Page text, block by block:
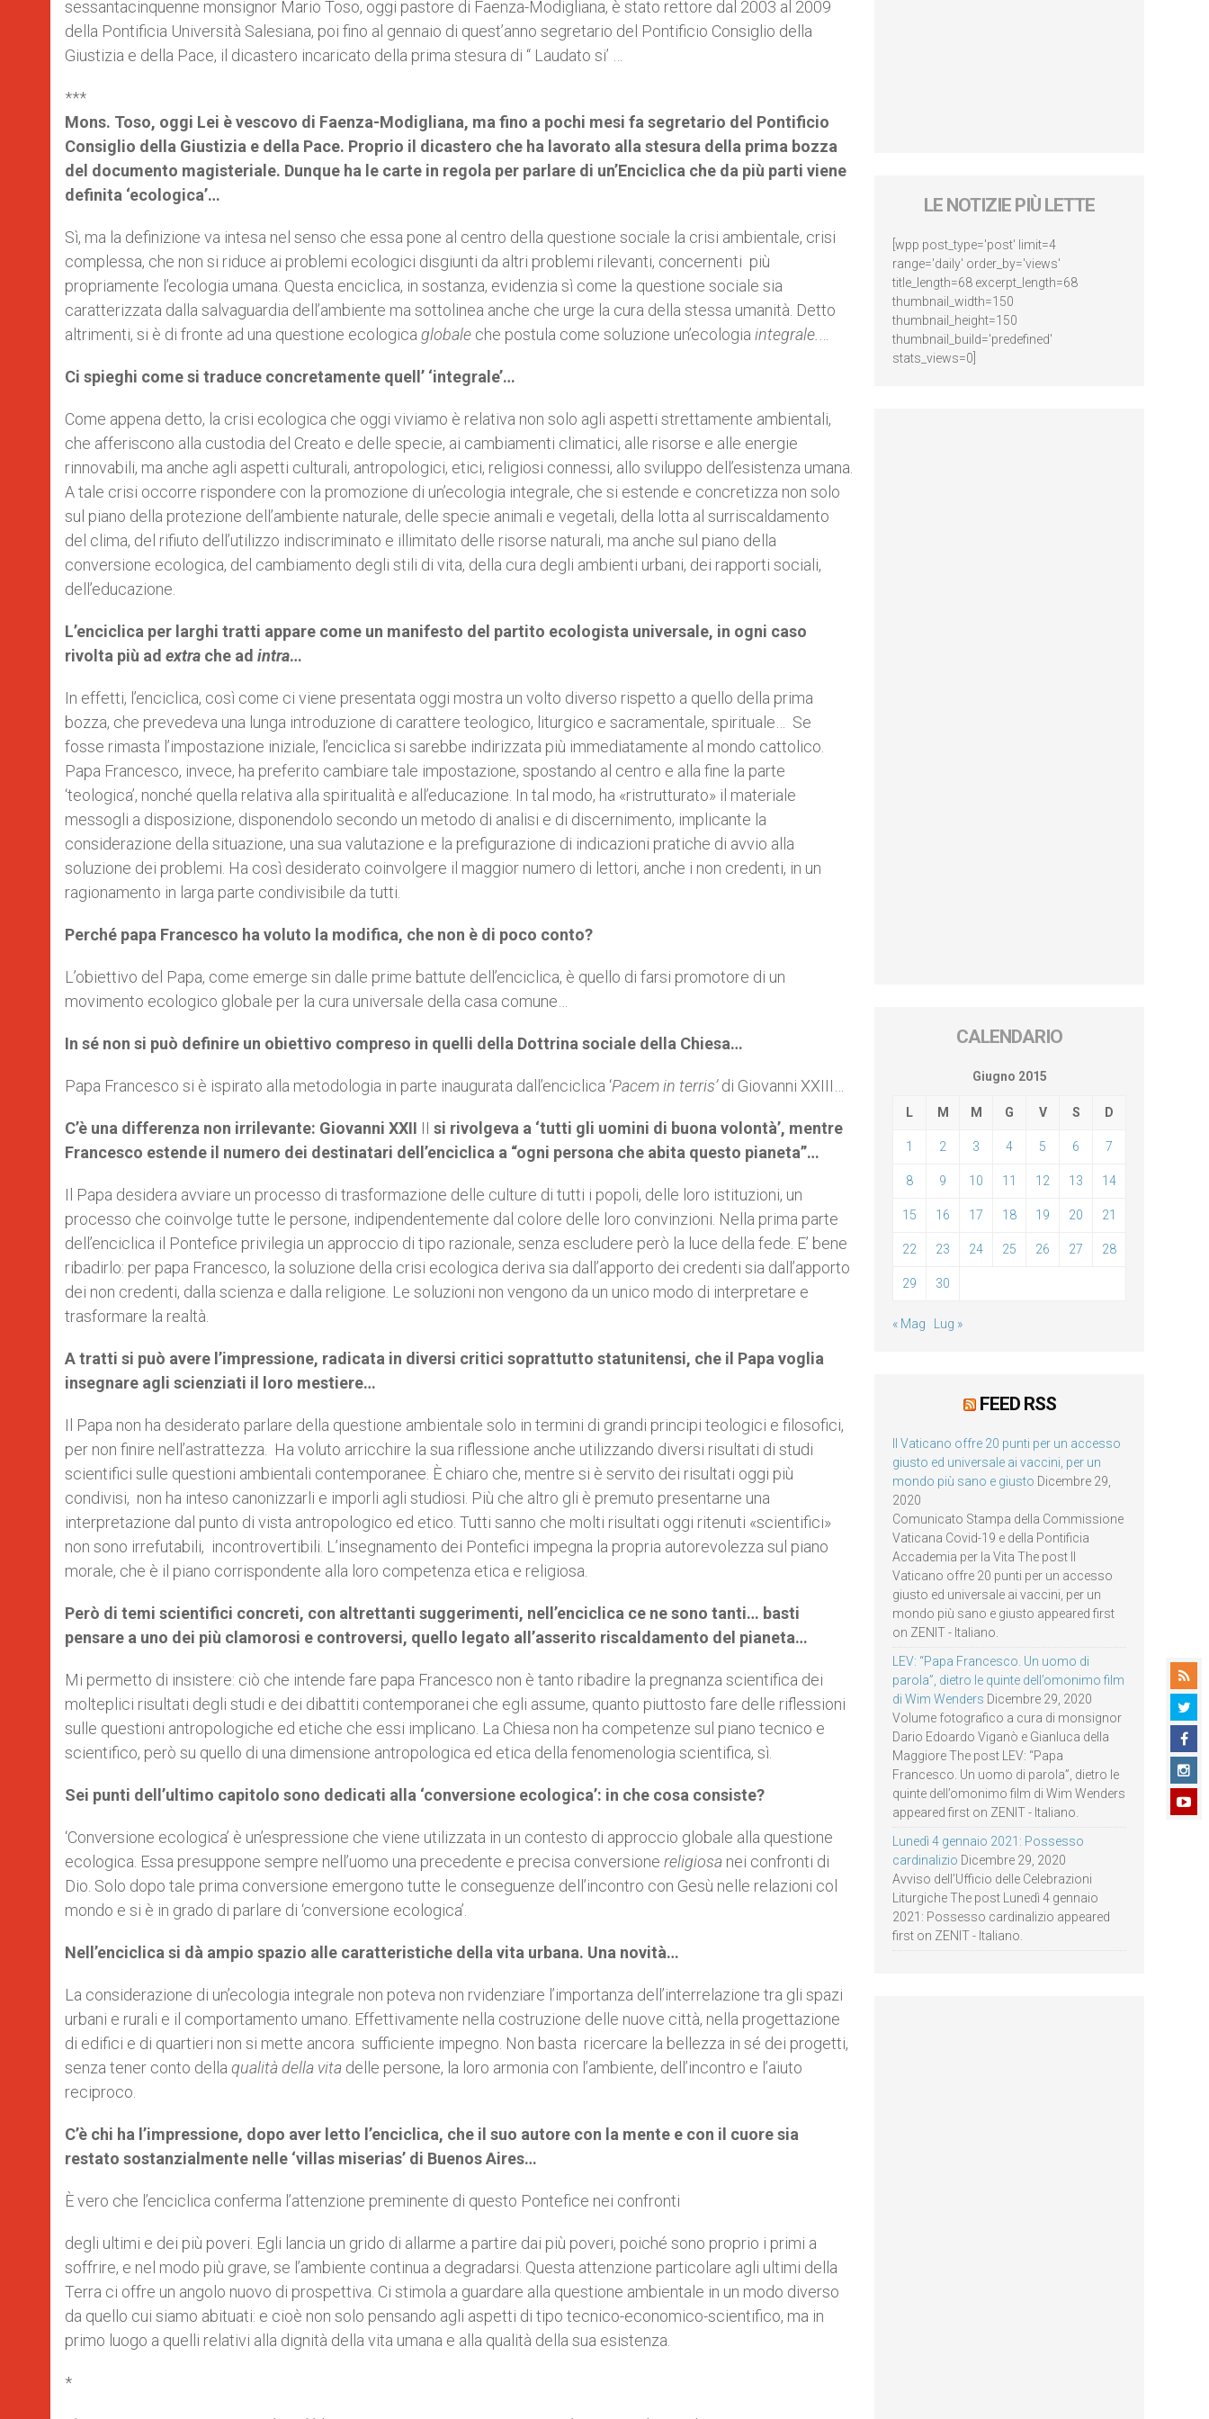
r
sessantacinquenne monsignor Mario Toso, oggi pastore di Faenza-Modigliana, è stato rettore dal 2003 al 2009
della Pontificia Università Salesiana, poi fino al gennaio di quest’anno segretario del Pontificio Consiglio della
Giustizia e della Pace, il dicastero incaricato della prima stesura di “ Laudato si’ …
***
Mons. Toso, oggi Lei è vescovo di Faenza-Modigliana, ma fino a pochi mesi fa segretario del Pontificio
Consiglio della Giustizia e della Pace. Proprio il dicastero che ha lavorato alla stesura della prima bozza
del documento magisteriale. Dunque ha le carte in regola per parlare di un’Enciclica che da più parti viene
definita ‘ecologica’…
Sì, ma la definizione va intesa nel senso che essa pone al centro della questione sociale la crisi ambientale, crisi
complessa, che non si riduce ai problemi ecologici disgiunti da altri problemi rilevanti, concernenti più
propriamente l’ecologia umana. Questa enciclica, in sostanza, evidenzia sì come la questione sociale sia
caratterizzata dalla salvaguardia dell’ambiente ma sottolinea anche che urge la cura della stessa umanità. Detto
altrimenti, si è di fronte ad una questione ecologica globale che postula come soluzione un’ecologia integrale.
Ci spieghi come si traduce concretamente quell’ ‘integrale’…
Come appena detto, la crisi ecologica che oggi viviamo è relativa non solo agli aspetti strettamente ambientali,
che afferiscono alla custodia del Creato e delle specie, ai cambiamenti climatici, alle risorse e alle energie
rinnovabili, ma anche agli aspetti culturali, antropologici, etici, religiosi connessi, allo sviluppo dell’esistenza umana.
A tale crisi occorre rispondere con la promozione di un’ecologia integrale, che si estende e concretizza non solo
sul piano della protezione dell’ambiente naturale, delle specie animali e vegetali, della lotta al surriscaldamento
del clima, del rifiuto dell’utilizzo indiscriminato e illimitato delle risorse naturali, ma anche sul piano della
conversione ecologica, del cambiamento degli stili di vita, della cura degli ambienti urbani, dei rapporti sociali,
dell’educazione.
L’enciclica per larghi tratti appare come un manifesto del partito ecologista universale, in ogni caso
rivolta più ad extra che ad intra…
In effetti, l’enciclica, così come ci viene presentata oggi mostra un volto diverso rispetto a quello della prima
bozza, che prevedeva una lunga introduzione di carattere teologico, liturgico e sacramentale, spirituale… Se
fosse rimasta l’impostazione iniziale, l’enciclica si sarebbe indirizzata più immediatamente al mondo cattolico.
Papa Francesco, invece, ha preferito cambiare tale impostazione, spostando al centro e alla fine la parte
‘teologica’, nonché quella relativa alla spiritualità e all’educazione. In tal modo, ha «ristrutturato» il materiale
messogli a disposizione, disponendolo secondo un metodo di analisi e di discernimento, implicante la
considerazione della situazione, una sua valutazione e la prefigurazione di indicazioni pratiche di avvio alla
soluzione dei problemi. Ha così desiderato coinvolgere il maggior numero di lettori, anche i non credenti, in un
ragionamento in larga parte condivisibile da tutti.
Perché papa Francesco ha voluto la modifica, che non è di poco conto?
L’obiettivo del Papa, come emerge sin dalle prime battute dell’enciclica, è quello di farsi promotore di un
movimento ecologico globale per la cura universale della casa comune…
In sé non si può definire un obiettivo compreso in quelli della Dottrina sociale della Chiesa…
Papa Francesco si è ispirato alla metodologia in parte inaugurata dall’enciclica ‘Pacem in terris’di Giovanni XXIII…
C’è una differenza non irrilevante: Giovanni XXII II si rivolgeva a ‘tutti gli uomini di buona volontà’, mentre
Francesco estende il numero dei destinatari dell’enciclica a “ogni persona che abita questo pianeta”…
Il Papa desidera avviare un processo di trasformazione delle culture di tutti i popoli, delle loro istituzioni, un
processo che coinvolge tutte le persone, indipendentemente dal colore delle loro convinzioni. Nella prima parte
dell’enciclica il Pontefice privilegia un approccio di tipo razionale, senza escludere però la luce della fede. E’ bene
ribadirlo: per papa Francesco, la soluzione della crisi ecologica deriva sia dall’apporto dei credenti sia dall’apporto
dei non credenti, dalla scienza e dalla religione. Le soluzioni non vengono da un unico modo di interpretare e
trasformare la realtà.
A tratti si può avere l’impressione, radicata in diversi critici soprattutto statunitensi, che il Papa voglia
insegnare agli scienziati il loro mestiere…
Il Papa non ha desiderato parlare della questione ambientale solo in termini di grandi principi teologici e filosofici,
per non finire nell’astrattezza. Ha voluto arricchire la sua riflessione anche utilizzando diversi risultati di studi
scientifici sulle questioni ambientali contemporanee. È chiaro che, mentre si è servito dei risultati oggi più
condivisi, non ha inteso canonizzarli e imporli agli studiosi. Più che altro gli è premuto presentarne una
interpretazione dal punto di vista antropologico ed etico. Tutti sanno che molti risultati oggi ritenuti «scientifici»
non sono irrefutabili, incontrovertibili. L’insegnamento dei Pontefici impegna la propria autorevolezza sul piano
morale, che è il piano corrispondente alla loro competenza etica e religiosa.
Però di temi scientifici concreti, con altrettanti suggerimenti, nell’enciclica ce ne sono tanti… basti
pensare a uno dei più clamorosi e controversi, quello legato all’asserito riscaldamento del pianeta…
Mi permetto di insistere: ciò che intende fare papa Francesco non è tanto ribadire la pregnanza scientifica dei
molteplici risultati degli studi e dei dibattiti contemporanei che egli assume, quanto piuttosto fare delle riflessioni
sulle questioni antropologiche ed etiche che essi implicano. La Chiesa non ha competenze sul piano tecnico e
scientifico, però su quello di una dimensione antropologica ed etica della fenomenologia scientifica, sì.
Sei punti dell’ultimo capitolo sono dedicati alla ‘conversione ecologica’: in che cosa consiste?
‘Conversione ecologica’ è un’espressione che viene utilizzata in un contesto di approccio globale alla questione
ecologica. Essa presuppone sempre nell’uomo una precedente e precisa conversione religiosa nei confronti di
Dio. Solo dopo tale prima conversione emergono tutte le conseguenze dell’incontro con Gesù nelle relazioni col
mondo e si è in grado di parlare di ‘conversione ecologica’.
Nell’enciclica si dà ampio spazio alle caratteristiche della vita urbana. Una novità…
La considerazione di un’ecologia integrale non poteva non rvidenziare l’importanza dell’interrelazione tra gli spazi
urbani e rurali e il comportamento umano. Effettivamente nella costruzione delle nuove città, nella progettazione
di edifici e di quartieri non si mette ancora sufficiente impegno. Non basta ricercare la bellezza in sé dei progetti,
senza tener conto della qualità della vita delle persone, la loro armonia con l’ambiente, dell’incontro e l’aiuto
reciproco.
C’è chi ha l’impressione, dopo aver letto l’enciclica, che il suo autore con la mente e con il cuore sia
restato sostanzialmente nelle ‘villas miserias’ di Buenos Aires…
È vero che l’enciclica conferma l’attenzione preminente di questo Pontefice nei confronti
degli ultimi e dei più poveri. Egli lancia un grido di allarme a partire dai più poveri, poiché sono proprio i primi a
soffrire, e nel modo più grave, se l’ambiente continua a degradarsi. Questa attenzione particolare agli ultimi della
Terra ci offre un angolo nuovo di prospettiva. Ci stimola a guardare alla questione ambientale in un modo diverso
da quello cui siamo abituati: e cioè non solo pensando agli aspetti di tipo tecnico-economico-scientifico, ma in
primo luogo a quelli relativi alla dignità della vita umana e alla qualità della sua esistenza.
*
LE NOTIZIE PIÙ LETTE
[wpp post_type='post' limit=4
range='daily' order_by='views'
title_length=68 excerpt_length=68
thumbnail_width=150
thumbnail_height=150
thumbnail_build='predefined'
stats_views=0]
CALENDARIO
Giugno 2015
L M M G V S D
1 2 3 4 5 6 7
8 9 10 11 12 13 14
15 16 17 18 19 20 21
22 23 24 25 26 27 28
29 30
« Mag Lug »
FEED RSS
Il Vaticano offre 20 punti per un accesso
giusto ed universale ai vaccini, per un
mondo più sano e giusto Dicembre 29,
2020
Comunicato Stampa della Commissione
Vaticana Covid-19 e della Pontificia
Accademia per la Vita The post Il
Vaticano offre 20 punti per un accesso
giusto ed universale ai vaccini, per un
mondo più sano e giusto appeared first
on ZENIT - Italiano.
LEV: “Papa Francesco. Un uomo di
parola”, dietro le quinte dell’omonimo film
di Wim Wenders Dicembre 29, 2020
Volume fotografico a cura di monsignor
Dario Edoardo Viganò e Gianluca della
Maggiore The post LEV: “Papa
Francesco. Un uomo di parola”, dietro le
quinte dell’omonimo film di Wim Wenders
appeared first on ZENIT - Italiano.
Lunedì 4 gennaio 2021: Possesso
cardinalizio Dicembre 29, 2020
Avviso dell’Ufficio delle Celebrazioni
Liturgiche The post Lunedì 4 gennaio
2021: Possesso cardinalizio appeared
first on ZENIT - Italiano.